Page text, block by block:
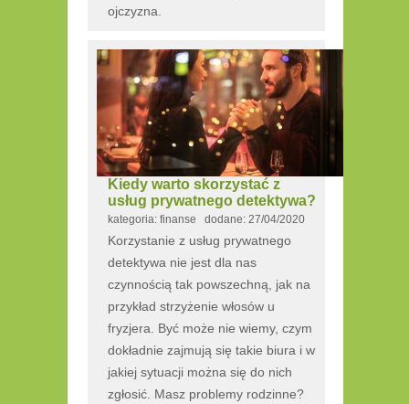
ojczyzna.
Kiedy warto skorzystać z
usług prywatnego detektywa?
kategoria: finanse dodane: 27/04/2020
Korzystanie z usług prywatnego
detektywa nie jest dla nas
czynnością tak powszechną, jak na
przykład strzyżenie włosów u
fryzjera. Być może nie wiemy, czym
dokładnie zajmują się takie biura i w
jakiej sytuacji można się do nich
zgłosić. Masz problemy rodzinne?